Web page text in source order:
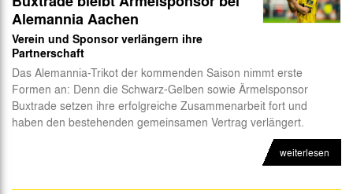
Alemannia Aachen
Verein und Sponsor verlängern ihre
Partnerschaft
Das Alemannia-Trikot der kommenden Saison nimmt erste
Formen an: Denn die Schwarz-Gelben sowie Ärmelsponsor
Buxtrade setzen ihre erfolgreiche Zusammenarbeit fort und
haben den bestehenden gemeinsamen Vertrag verlängert.
weiterlesen